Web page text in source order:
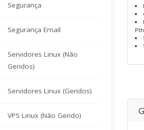
Segurança
Segurança Email
Servidores Linux (Não
Geridos)
Servidores Linux (Geridos)
VPS Linux (Não Gerido)